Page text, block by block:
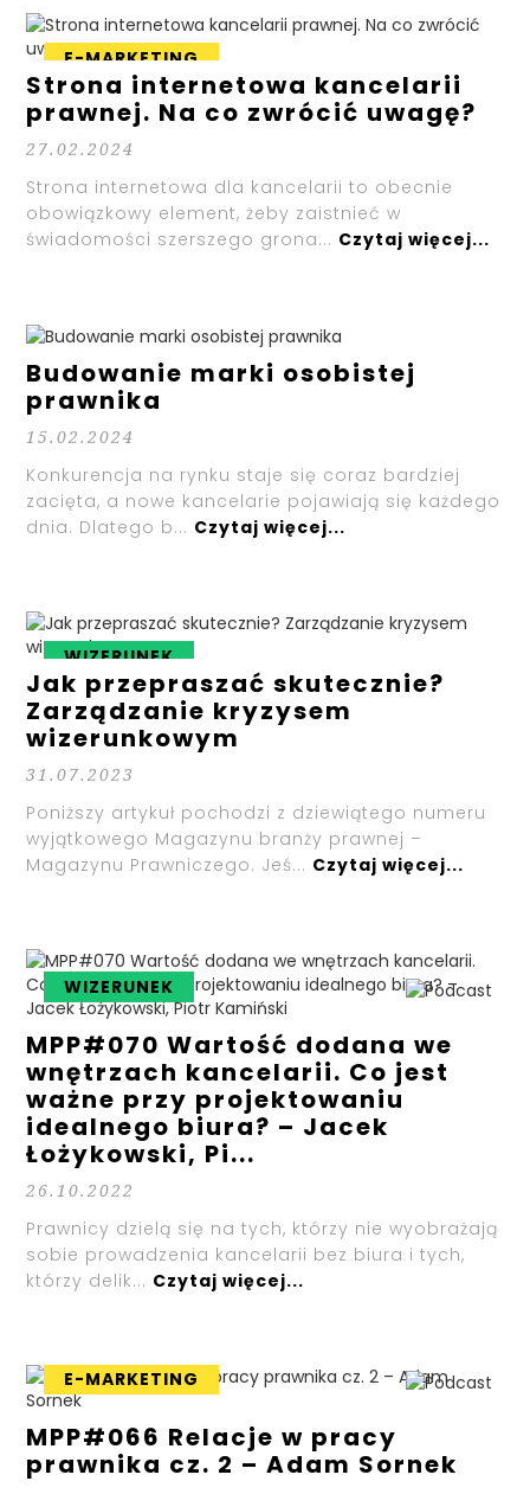
E-MARKETING
Strona internetowa kancelarii
prawnej. Na co zwrócić uwagę?
27.02.2024
Strona internetowa dla kancelarii to obecnie
obowiązkowy element, żeby zaistnieć w
świadomości szerszego grona... Czytaj więcej...
E-MARKETING
Budowanie marki osobistej
prawnika
15.02.2024
Konkurencja na rynku staje się coraz bardziej
zacięta, a nowe kancelarie pojawiają się każdego
dnia. Dlatego b... Czytaj więcej...
WIZERUNEK
Jak przepraszać skutecznie?
Zarządzanie kryzysem
wizerunkowym
31.07.2023
Poniższy artykuł pochodzi z dziewiątego numeru
wyjątkowego Magazynu branży prawnej –
Magazynu Prawniczego. Jeś... Czytaj więcej...
WIZERUNEK
MPP#070 Wartość dodana we
wnętrzach kancelarii. Co jest
ważne przy projektowaniu
idealnego biura? – Jacek
Łożykowski, Pi...
26.10.2022
Prawnicy dzielą się na tych, którzy nie wyobrażają
sobie prowadzenia kancelarii bez biura i tych,
którzy delik... Czytaj więcej...
E-MARKETING
MPP#066 Relacje w pracy
prawnika cz. 2 – Adam Sornek